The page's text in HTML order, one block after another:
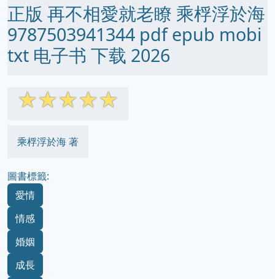
正版 再不相愛就老瞭 乘桴浮於海
9787503941344 pdf epub mobi
txt 电子书 下载 2026
☆☆☆☆☆
乘桴浮於海 著
圖書標籤:
愛情
情感
婚姻
成長